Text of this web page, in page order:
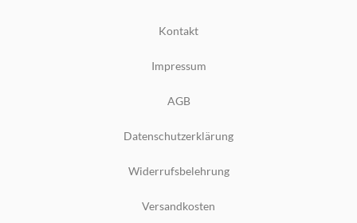
Kontakt
Impressum
AGB
Datenschutzerklärung
Widerrufsbelehrung
Versandkosten